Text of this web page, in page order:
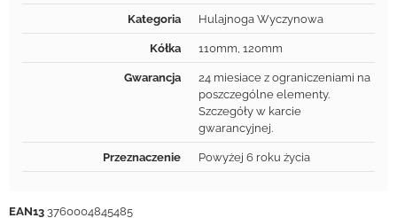
Kategoria Hulajnoga Wyczynowa
Kółka 110mm, 120mm
Gwarancja
24 miesiace z ograniczeniami na
poszczególne elementy.
Szczegóły w karcie
gwarancyjnej.
Przeznaczenie Powyżej 6 roku życia
EAN13 3760004845485